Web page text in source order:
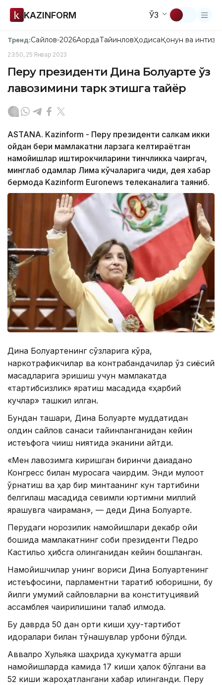
KAZINFORM ЎЗ
Тренд:Сайлов-2026АқордаТайинловҲодисаҚонун ва
23:50, 25 Январ 2023
Перу президенти Дина Болуарте ўз
лавозимини тарк этишга тайёр
ASTANA. Kazinform - Перу президенти салкам икки
ойдан бери мамлакатни ларзага келтираётган
намойишлар иштирокчиларини тинчликка чақиргач,
минглаб одамлар Лима кўчаларига чиқди, дея хабар
бермоқда Kazinform Euronews телеканалига таяниб.
Дина Болуартенинг сўзларига кўра,
наркотрафикчилар ва контрабандачилар ўз сиёсий
мақсадларига эришиш учун мамлакатда
«тартибсизлик» яратиш мақсадида «ҳарбий
кучлар» ташкил қилган.
Бундан ташқари, Дина Болуарте муддатидан
олдин сайлов санаси тайинланганидан кейин
истеъфога чиқиш ниятида эканини айтди.
«Мен лавозимга киришган биринчи дақиқаданоқ
Конгресс билан муросага чақирдим. Энди мулоқот
ўрнатиш ва ҳар бир минтақанинг кун тартибини
белгилаш мақсадида севимли юртимни миллий
ярашувга чақираман», — деди Дина Болуарте.
Перудаги норозилик намойишлари декабр ойи
бошида мамлакатнинг собиқ президенти Педро
Кастильо ҳибсга олинганидан кейин бошланган.
Намойишчилар унинг вориси Дина Болуартенинг
истеъфосини, парламентни тарқатиб юборишни, бу
йилги умумий сайловларни ва конституциявий
ассамблея чақирилишини талаб қилмоқда.
Бу даврда 50 дан ортиқ киши ҳуқуқ-тартибот
идоралари билан тўқнашувлар қурбони бўлди.
Аввалроқ Хульяка шаҳрида ҳукуматга қарши
намойишларда камида 17 киши ҳалок бўлгани ва
52 киши жароҳатлангани хабар қилинганди. Перу